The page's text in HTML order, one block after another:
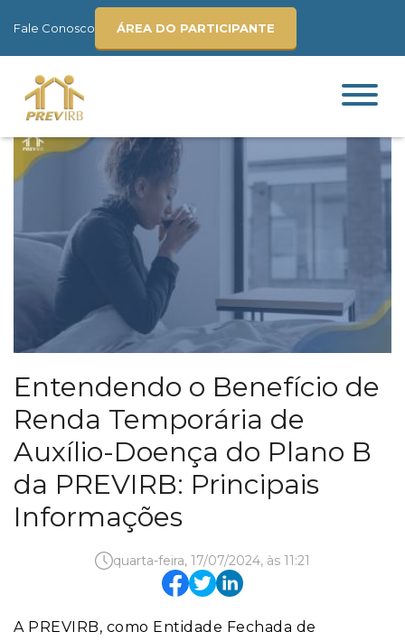
Fale Conosco ÁREA DO PARTICIPANTE
Entendendo o Benefício de
Renda Temporária de
Auxílio-Doença do Plano B
da PREVIRB: Principais
Informações
quarta-feira, 17/07/2024, às 11:21
A PREVIRB, como Entidade Fechada de